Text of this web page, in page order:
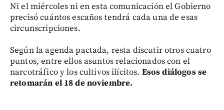
Ni el miércoles ni en esta comunicación el Gobierno
precisó cuántos escaños tendrá cada una de esas
circunscripciones.
Según la agenda pactada, resta discutir otros cuatro
puntos, entre ellos asuntos relacionados con el
narcotráfico y los cultivos ilícitos. Esos diálogos se
retomarán el 18 de noviembre.